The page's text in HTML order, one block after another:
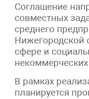
Соглашение
совместных
среднего
Нижегородской
сфере и
В рамках
планируется